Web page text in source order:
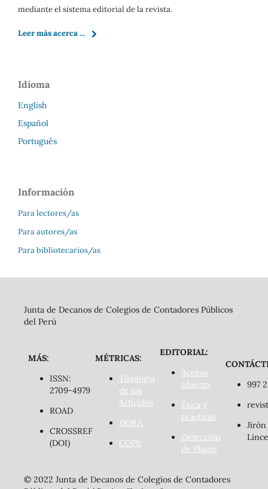
mediante el sistema editorial de la revista.
Leer más acerca ...
Idioma
English
Español
Português
Información
Para lectores/as
Para autores/as
Para bibliotecarios/as
Junta de Decanos de Colegios de Contadores Públicos
del Perú
MÁS:
ISSN:
2709-4979
ROAD
CROSSREF
(DOI)
MÉTRICAS:
Tipología
de los
Artículos
DORA
COPE
EDITORIAL:
Acceso
Abierto
Ética y
prácticas
Detección
de Plágio
997
Jirón
© 2022 Junta de Decanos de Colegios de Contadores